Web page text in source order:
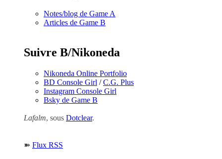
Notes/blog de Game A
Articles de Game B
Suivre B/Nikoneda
Nikoneda Online Portfolio
BD Console Girl /C.G. Plus
Instagram Console Girl
Bsky de Game B
Lafalm, sous Dotclear.
➽ Flux RSS